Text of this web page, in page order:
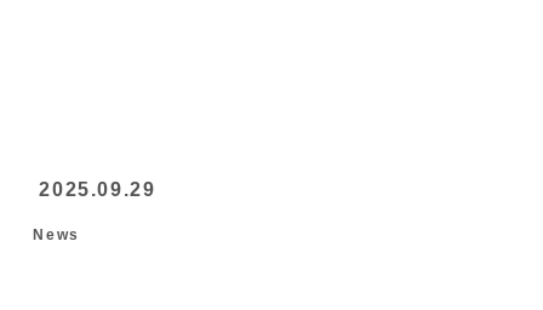
2025.09.29
News